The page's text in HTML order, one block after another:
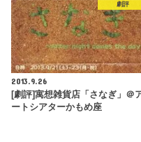
劇評
2013.9.26
[劇評]寓想雑貨店「さなぎ」＠
ートシアターかもめ座